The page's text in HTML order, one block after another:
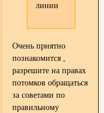
линии
Очень приятно
познакомится ,
разрешите на правах
потомков обращаться
за советами по
правильному